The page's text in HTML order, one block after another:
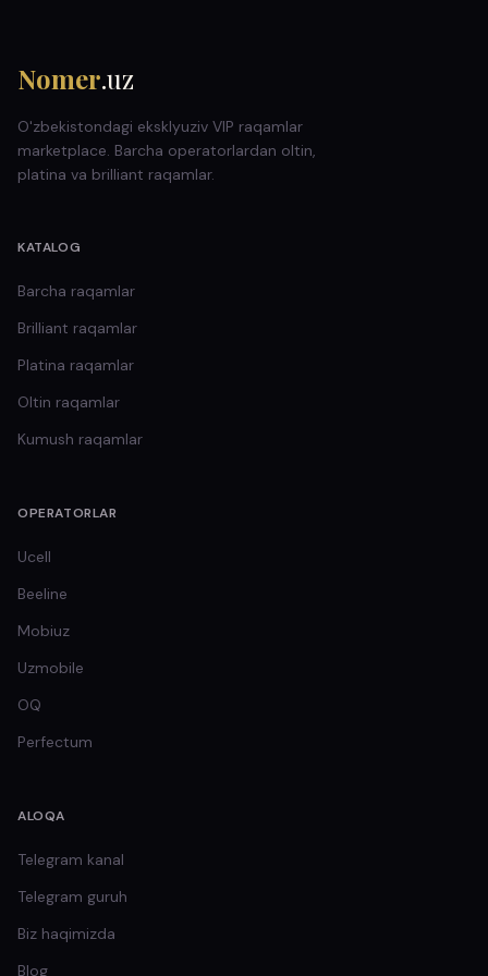
Nomer.uz
O'zbekistondagi eksklyuziv VIP raqamlar
marketplace. Barcha operatorlardan oltin,
platina va brilliant raqamlar.
KATALOG
Barcha raqamlar
Brilliant raqamlar
Platina raqamlar
Oltin raqamlar
Kumush raqamlar
OPERATORLAR
Ucell
Beeline
Mobiuz
Uzmobile
OQ
Perfectum
ALOQA
Telegram kanal
Telegram guruh
Biz haqimizda
Blog